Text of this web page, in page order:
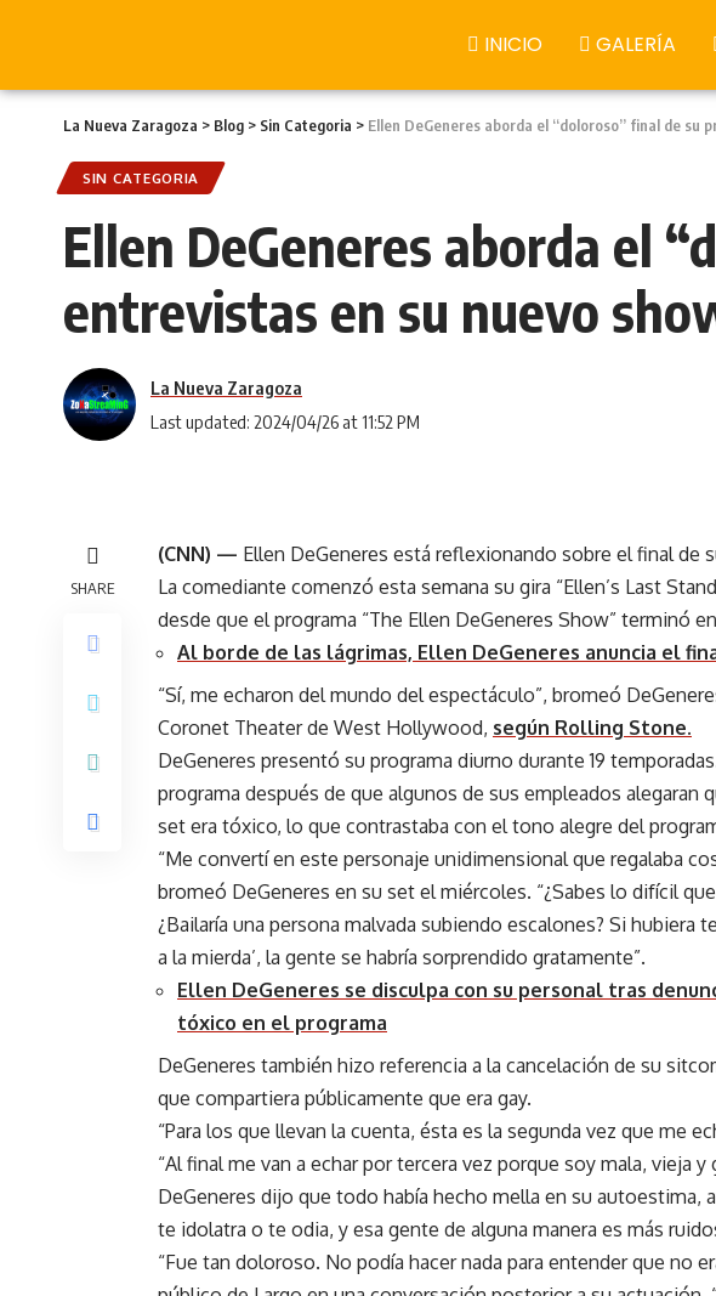
INICIO GALERÍA
La Nueva Zaragoza > Blog > Sin Categoria > Ellen DeGeneres aborda el “doloroso” final de su
SIN CATEGORIA
Ellen DeGeneres aborda el
entrevistas en su nuevo
La Nueva Zaragoza
Last updated: 2024/04/26 at 11:52 PM
SHARE
(CNN) — Ellen DeGeneres está reflexionando sobre el final de
La comediante comenzó esta semana su gira “Ellen’s Last
desde que el programa “The Ellen DeGeneres Show” terminó
Al borde de las lágrimas, Ellen DeGeneres anuncia el
“Sí, me echaron del mundo del espectáculo”, bromeó
Coronet Theater de West Hollywood, según Rolling Stone.
DeGeneres presentó su programa diurno durante 19
programa después de que algunos de sus empleados alegaran
set era tóxico, lo que contrastaba con el tono alegre del
“Me convertí en este personaje unidimensional que regalaba
bromeó DeGeneres en su set el miércoles. “¿Sabes lo difícil
¿Bailaría una persona malvada subiendo escalones? Si hubiera
a la mierda’, la gente se habría sorprendido gratamente”.
Ellen DeGeneres se disculpa con su personal tras
tóxico en el programa
DeGeneres también hizo referencia a la cancelación de su
que compartiera públicamente que era gay.
“Para los que llevan la cuenta, ésta es la segunda vez que me
“Al final me van a echar por tercera vez porque soy mala, vieja y
DeGeneres dijo que todo había hecho mella en su autoestima,
te idolatra o te odia, y esa gente de alguna manera es más
“Fue tan doloroso. No podía hacer nada para entender que no